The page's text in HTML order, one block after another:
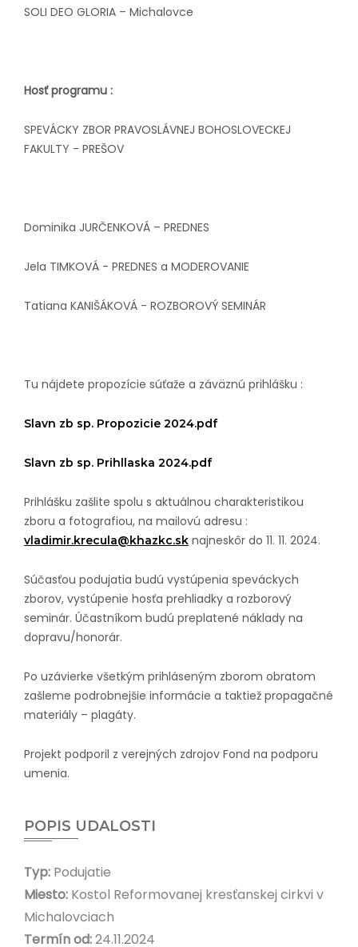
SOLI DEO GLORIA – Michalovce
Hosť programu :
SPEVÁCKY ZBOR PRAVOSLÁVNEJ BOHOSLOVECKEJ
FAKULTY - PREŠOV
Dominika JURČENKOVÁ – PREDNES
Jela TIMKOVÁ - PREDNES a MODEROVANIE
Tatiana KANIŠÁKOVÁ - ROZBOROVÝ SEMINÁR
Tu nájdete propozície súťaže a záväznú prihlášku :
Slavn zb sp. Propozicie 2024.pdf
Slavn zb sp. Prihllaska 2024.pdf
Prihlášku zašlite spolu s aktuálnou charakteristikou
zboru a fotografiou, na mailovú adresu :
vladimir.krecula@khazkc.sk najneskôr do 11. 11. 2024.
Súčasťou podujatia budú vystúpenia speváckych
zborov, vystúpenie hosťa prehliadky a rozborový
seminár. Účastníkom budú preplatené náklady na
dopravu/honorár.
Po uzávierke všetkým prihláseným zborom obratom
zašleme podrobnejšie informácie a taktiež propagačné
materiály – plagáty.
Projekt podporil z verejných zdrojov Fond na podporu
umenia.
POPIS UDALOSTI
Typ: Podujatie
Miesto: Kostol Reformovanej kresťanskej cirkvi v
Michalovciach
Termín od:24.11.2024